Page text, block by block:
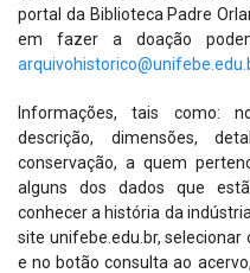
portal da Biblioteca Padre
em fazer a doação
Informações, tais como:
descrição, dimensões,
conservação, a quem
alguns dos dados que
conhecer a história da
site unifebe.edu.br,
e no botão consulta ao